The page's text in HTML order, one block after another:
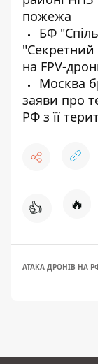
пожежа
БФ
"Секретний
на FPV-
Москва
заяви про
РФ з її
👍 🔥
АТАКА ДРОНІВ НА